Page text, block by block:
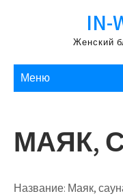
IN-
Женский
Меню
МАЯК,
Название: Маяк,